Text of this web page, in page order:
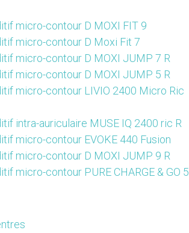
micro-contour D MOXI FIT 9
micro-contour D Moxi Fit 7
micro-contour D MOXI JUMP 7 R
micro-contour D MOXI JUMP 5 R
micro-contour LIVIO 2400 Micro Ric
intra-auriculaire MUSE IQ 2400 ric R
micro-contour EVOKE 440 Fusion
micro-contour D MOXI JUMP 9 R
micro-contour PURE CHARGE & GO 5